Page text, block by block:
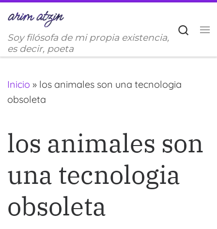
Saltar al contenido
Soy filósofa de mi propia existencia,
es decir, poeta
Inicio » los animales son una tecnologia
obsoleta
los animales son
una tecnologia
obsoleta